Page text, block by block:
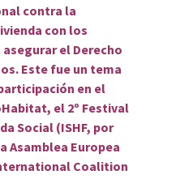
contra la
con los
el Derecho
Este fue un tema
en el
el 2º Festival
Social (ISHF, por
Asamblea Europea
Coalition